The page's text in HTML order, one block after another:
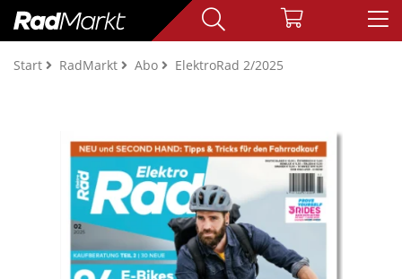
Start RadMarkt Abo ElektroRad 2/2025